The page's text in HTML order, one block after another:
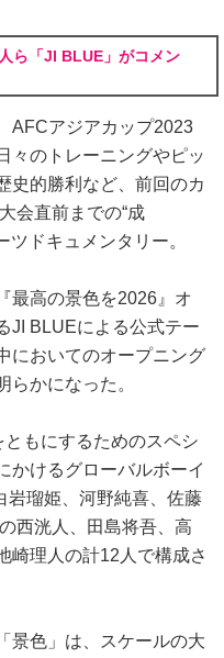
ら「JI BLUE」がコメン
AFCアジアカップ2023
々のトレーニングやピッ
史的勝利など、前回のカ
会直前までの“成
ツドキュメンタリー。
最高の景色を2026』オ
JI BLUEによる公式テー
においてのオープニング
らかになった。
もにするためのスペシ
かけるグローバルボーイ
岩瑠姫、河野純喜、佐藤
西洸人、田島将吾、高
崎理人の計12人で構成さ
景色」は、スケールの大